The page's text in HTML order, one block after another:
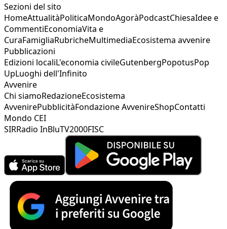
Sezioni del sito
HomeAttualitàPoliticaMondoAgoràPodcastChiesaIdee e
CommentiEconomiaVita e
CuraFamigliaRubricheMultimediaEcosistema avvenire
Pubblicazioni
Edizioni localiL'economia civileGutenbergPopotusPop
UpLuoghi dell'Infinito
Avvenire
Chi siamoRedazioneEcosistema
AvvenirePubblicitàFondazione AvvenireShopContatti
Mondo CEI
SIRRadio InBluTV2000FISC